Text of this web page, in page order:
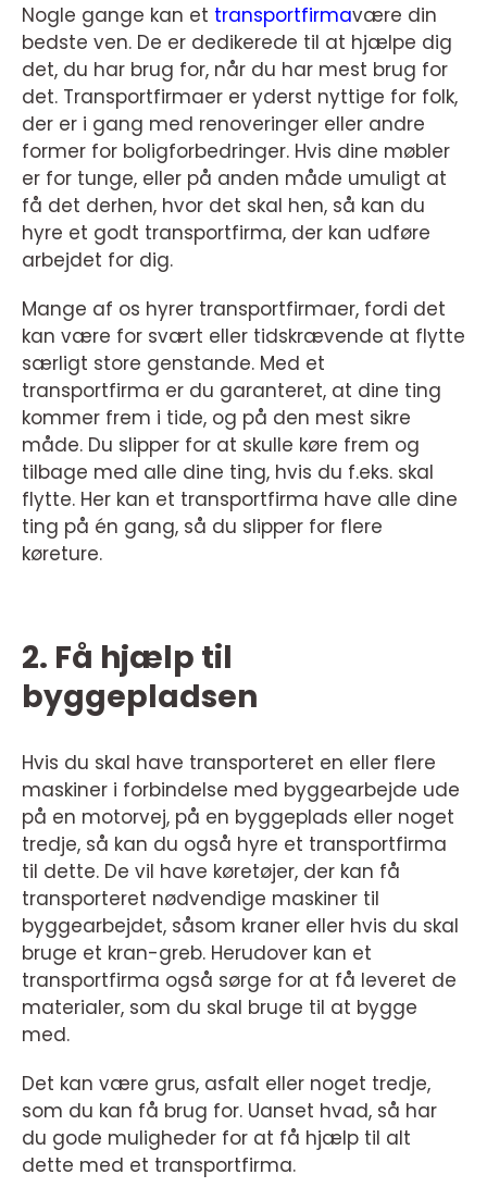
Nogle gange kan et transportfirmavære din
bedste ven. De er dedikerede til at hjælpe dig
det, du har brug for, når du har mest brug for
det. Transportfirmaer er yderst nyttige for folk,
der er i gang med renoveringer eller andre
former for boligforbedringer. Hvis dine møbler
er for tunge, eller på anden måde umuligt at
få det derhen, hvor det skal hen, så kan du
hyre et godt transportfirma, der kan udføre
arbejdet for dig.
Mange af os hyrer transportfirmaer, fordi det
kan være for svært eller tidskrævende at flytte
særligt store genstande. Med et
transportfirma er du garanteret, at dine ting
kommer frem i tide, og på den mest sikre
måde. Du slipper for at skulle køre frem og
tilbage med alle dine ting, hvis du f.eks. skal
flytte. Her kan et transportfirma have alle dine
ting på én gang, så du slipper for flere
køreture.
2. Få hjælp til
byggepladsen
Hvis du skal have transporteret en eller flere
maskiner i forbindelse med byggearbejde ude
på en motorvej, på en byggeplads eller noget
tredje, så kan du også hyre et transportfirma
til dette. De vil have køretøjer, der kan få
transporteret nødvendige maskiner til
byggearbejdet, såsom kraner eller hvis du skal
bruge et kran-greb. Herudover kan et
transportfirma også sørge for at få leveret de
materialer, som du skal bruge til at bygge
med.
Det kan være grus, asfalt eller noget tredje,
som du kan få brug for. Uanset hvad, så har
du gode muligheder for at få hjælp til alt
dette med et transportfirma.